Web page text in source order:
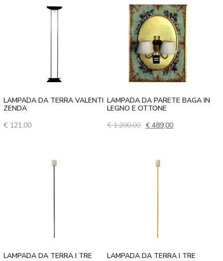
LAMPADA DA TERRA VALENTI
ZENDA
€ 121,00
LAMPADA DA PARETE BAGA IN
LEGNO E OTTONE
€1.200,00 Il prezzo originale era: €
€ 489,00Il prezzo
LAMPADA DA TERRA I TRE
LAMPADA DA TERRA I TRE